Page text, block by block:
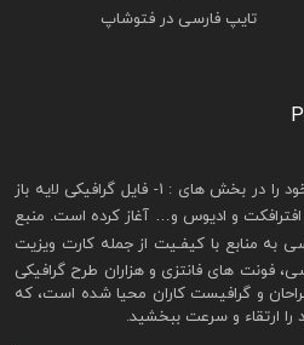
تایپ فارسی در فتوشاپ
فايل گرافيکی لايه باز
هاي آماده افترافکت و اديوس و… آغاز کرده است. منبع
به منابع با کيفـيت از جملهکارت ويزيت
فونت های فانتزی و هزاران طرح گرافیکی
و گرافيست کاران محيا شده است، که
ارتقاء و سرعت ببخشيد.